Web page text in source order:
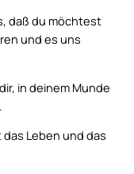
daß du möchtest
und es uns
in deinem Munde
Leben und das